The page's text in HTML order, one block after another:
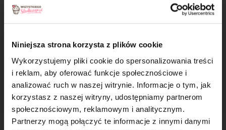
Niniejsza strona korzysta z plików cookie
Wykorzystujemy pliki cookie do spersonalizowania treści
i reklam, aby oferować funkcje społecznościowe i
analizować ruch w naszej witrynie. Informacje o tym, jak
korzystasz z naszej witryny, udostępniamy partnerom
społecznościowym, reklamowym i analitycznym.
Partnerzy mogą połączyć te informacje z innymi danymi
Sernik z matchą
Kalejdoskop
z galaretką cola ×